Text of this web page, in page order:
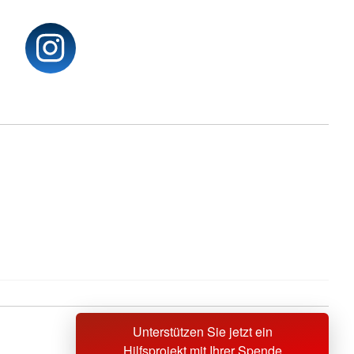
Unterstützen Sie jetzt ein
Sprache wechseln zu